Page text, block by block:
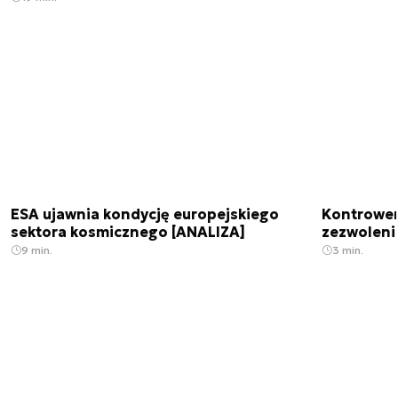
ESA ujawnia kondycję europejskiego
sektora kosmicznego [ANALIZA]
9 min. 3 min.